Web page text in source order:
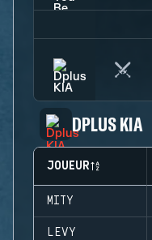
DPLUS KIA
JOUEUR
MITY
LEVY